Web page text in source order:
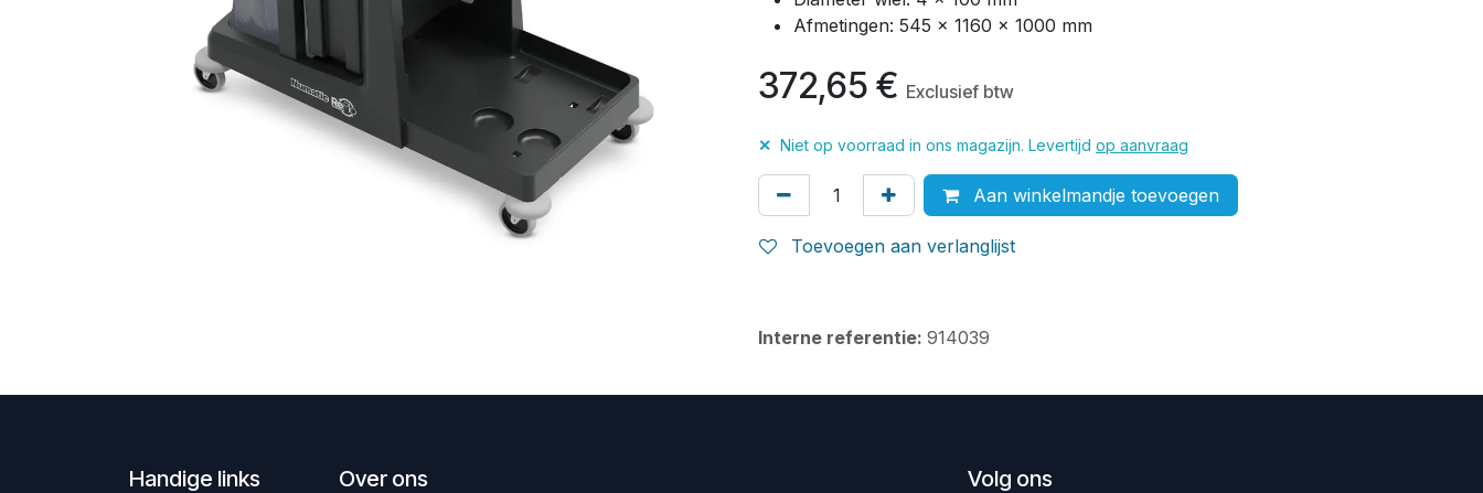
Afmetingen: 545 x 1160 x 1000 mm
372,65 € Exclusief btw
✕ Niet op voorraad in ons magazijn. Levertijd op aanvraag
Aan winkelmandje toevoegen
Toevoegen aan verlanglijst
Interne referentie: 914039
Handige links Over ons Volg ons